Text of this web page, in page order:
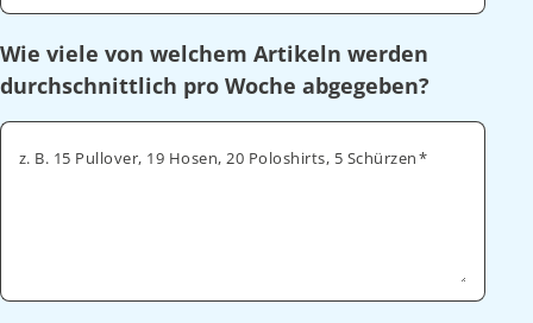
Wie viele von welchem Artikeln werden
durchschnittlich pro Woche abgegeben?
z. B. 15 Pullover, 19 Hosen, 20 Poloshirts, 5 Schürzen